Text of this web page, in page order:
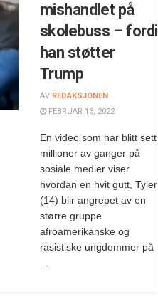
mishandlet på
skolebuss – fordi
han støtter
Trump
AV REDAKSJONEN
FEBRUAR 13, 2022
En video som har blitt sett
millioner av ganger på
sosiale medier viser
hvordan en hvit gutt, Tyler
(14) blir angrepet av en
større gruppe
afroamerikanske og
rasistiske ungdommer på